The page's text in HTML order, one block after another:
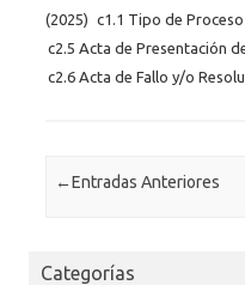
(2025) c1.1 Tipo de Proceso
c2.5 Acta de Presentación
c2.6 Acta de Fallo y/o
Post navigation
←Entradas Anteriores
Categorías